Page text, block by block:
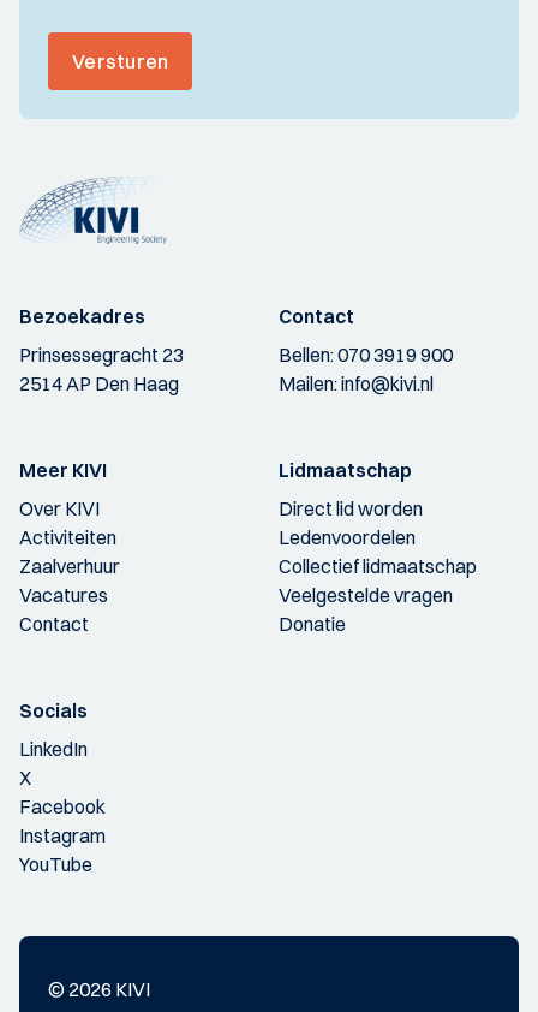
Versturen
Bezoekadres
Prinsessegracht 23
2514 AP Den Haag
Contact
Bellen:070 3919 900
Mailen:info@kivi.nl
Meer KIVI
Over KIVI
Activiteiten
Zaalverhuur
Vacatures
Contact
Lidmaatschap
Direct lid worden
Ledenvoordelen
Collectief lidmaatschap
Veelgestelde vragen
Donatie
Socials
LinkedIn
X
Facebook
Instagram
YouTube
© 2026 KIVI